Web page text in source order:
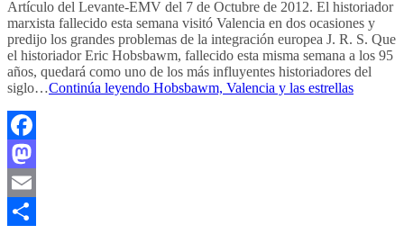
Artículo del Levante-EMV del 7 de Octubre de 2012. El historiador
marxista fallecido esta semana visitó Valencia en dos ocasiones y
predijo los grandes problemas de la integración europea J. R. S. Que
el historiador Eric Hobsbawm, fallecido esta misma semana a los 95
años, quedará como uno de los más influyentes historiadores del
siglo…Continúa leyendo Hobsbawm, Valencia y las estrellas
Facebook
Mastodon
Email